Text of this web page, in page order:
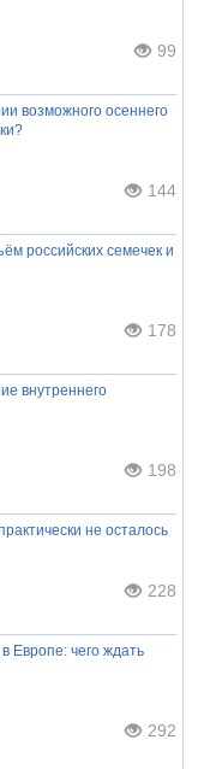
99
возможного осеннего
144
российских семечек и
178
внутреннего
198
не осталось
228
Европе: чего ждать
292